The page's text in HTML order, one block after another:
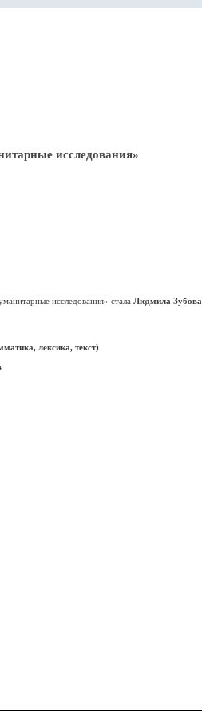
исследования»
исследования» стала Людмила Зубова
лексика, текст)